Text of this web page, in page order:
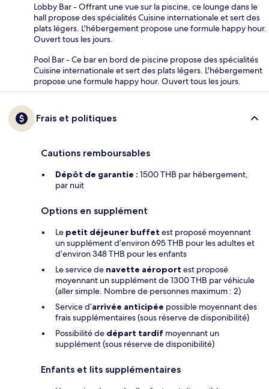
Lobby Bar - Offrant une vue sur la piscine, ce lounge dans le
hall propose des spécialités Cuisine internationale et sert des
plats légers. L'hébergement propose une formule happy hour.
Ouvert tous les jours.
Pool Bar - Ce bar en bord de piscine propose des spécialités
Cuisine internationale et sert des plats légers. L'hébergement
propose une formule happy hour. Ouvert tous les jours.
Frais et politiques
Cautions remboursables
Dépôt de garantie : 1500 THB par hébergement,
par nuit
Options en supplément
Le petit déjeuner buffet est proposé moyennant
un supplément d’environ 695 THB pour les adultes et
d’environ 348 THB pour les enfants
Le service de navette aéroport est proposé
moyennant un supplément de 1300 THB par véhicule
(aller simple. Nombre de personnes maximum : 2)
Service d’arrivée anticipée possible moyennant des
frais supplémentaires (sous réserve de disponibilité)
Possibilité de départ tardif moyennant un
supplément (sous réserve de disponibilité)
Enfants et lits supplémentaires